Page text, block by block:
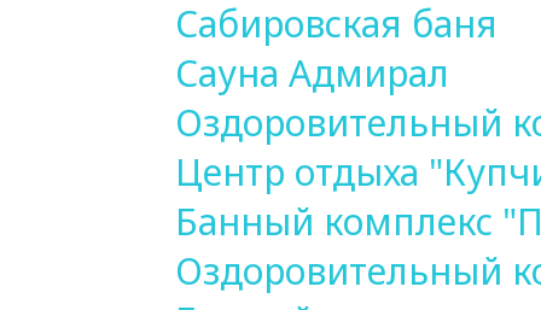
Сабировская баня
Сауна Адмирал
Оздоровительный
Центр отдыха
Банный комплекс
Оздоровительный